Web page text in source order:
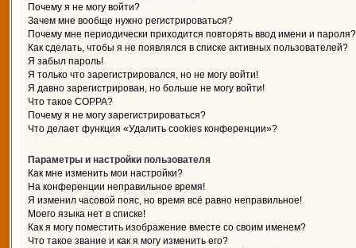
Почему я не могу войти?
Зачем мне вообще нужно регистрироваться?
Почему мне периодически приходится повторять ввод имени и пароля?
Как сделать, чтобы я не появлялся в списке активных пользователей?
Я забыл пароль!
Я только что зарегистрировался, но не могу войти!
Я давно зарегистрирован, но больше не могу войти!
Что такое COPPA?
Почему я не могу зарегистрироваться?
Что делает функция «Удалить cookies конференции»?
Параметры и настройки пользователя
Как мне изменить мои настройки?
На конференции неправильное время!
Я изменил часовой пояс, но время всё равно неправильное!
Моего языка нет в списке!
Как я могу поместить изображение вместе со своим именем?
Что такое звание и как я могу изменить его?